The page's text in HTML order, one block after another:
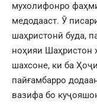
мухолифонро
медодааст. Ӯ
шаҳристонӣ буда,
ноҳияи Шаҳристон
шахсоне, ки ба
пайғамбарро
вазифа бо